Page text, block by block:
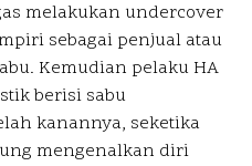
melakukan undercover
sebagai penjual atau
Kemudian pelaku HA
berisi sabu
kanannya, seketika
mengenalkan diri